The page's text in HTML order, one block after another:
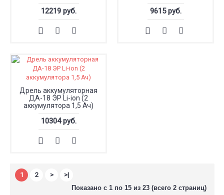
12219 руб. 9615 руб.
Дрель аккумуляторная
ДА-18 ЭР Li-ion (2
аккумулятора 1,5 Ач)
10304 руб.
1 2 >
>|
Показано с 1 по 15 из 23 (всего 2 страниц)